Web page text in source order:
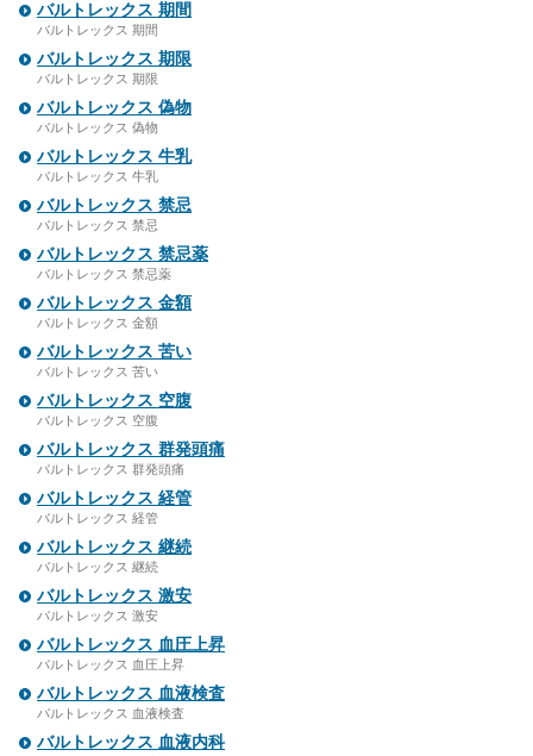
バルトレックス 期間
バルトレックス 期間
バルトレックス 期限
バルトレックス 期限
バルトレックス 偽物
バルトレックス 偽物
バルトレックス 牛乳
バルトレックス 牛乳
バルトレックス 禁忌
バルトレックス 禁忌
バルトレックス 禁忌薬
バルトレックス 禁忌薬
バルトレックス 金額
バルトレックス 金額
バルトレックス 苦い
バルトレックス 苦い
バルトレックス 空腹
バルトレックス 空腹
バルトレックス 群発頭痛
バルトレックス 群発頭痛
バルトレックス 経管
バルトレックス 経管
バルトレックス 継続
バルトレックス 継続
バルトレックス 激安
バルトレックス 激安
バルトレックス 血圧上昇
バルトレックス 血圧上昇
バルトレックス 血液検査
バルトレックス 血液検査
バルトレックス 血液内科